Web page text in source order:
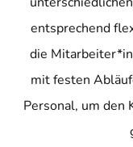
entsprechend
die
mit festen
Personal, um den